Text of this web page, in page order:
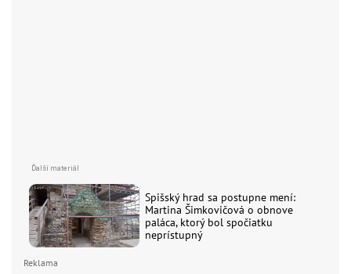
Spišský hrad sa postupne mení:
Martina Šimkovičová o obnove
paláca, ktorý bol spočiatku
neprístupný
Reklama